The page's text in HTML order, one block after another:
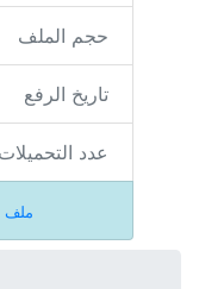
حجم الملف
تاريخ الرفع
عدد التحميلات
ملف